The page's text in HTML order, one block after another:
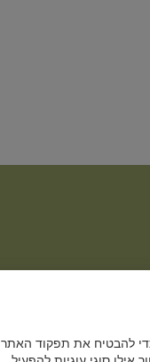
להבטיח את תפקוד האתר